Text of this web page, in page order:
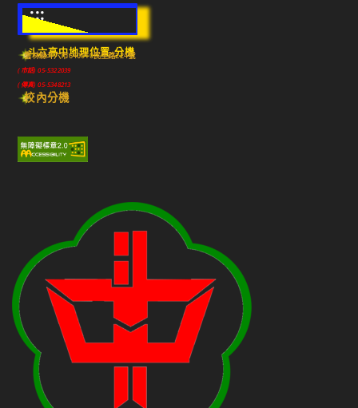
:::
斗六高中地理位置-分機
雲林縣斗六市640010民生路224號
(市話) 05-5322039
(傳真) 05-5348213
校內分機